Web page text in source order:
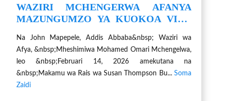
WAZIRI MCHENGERWA AFANYA
MAZUNGUMZO YA KUOKOA VIFO
STBF
Na John Mapepele, Addis Abbaba&nbsp; Waziri wa
Afya, &nbsp;Mheshimiwa Mohamed Omari Mchengelwa,
leo &nbsp;Februari 14, 2026 amekutana na
&nbsp;Makamu wa Rais wa Susan Thompson Bu... Soma
Zaidi